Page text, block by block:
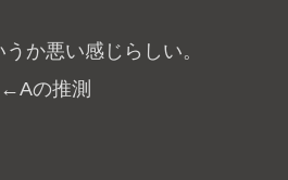
か悪い感じらしい。
の推測